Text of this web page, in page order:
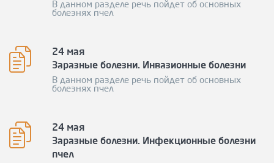
В данном разделе речь пойдет об основных
болезнях пчел
24 мая
Заразные болезни. Инвазионные болезни
В данном разделе речь пойдет об основных
болезнях пчел
24 мая
Заразные болезни. Инфекционные болезни
пчел